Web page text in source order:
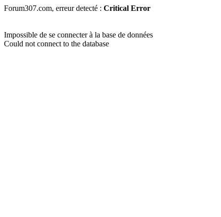
Forum307.com, erreur detecté : Critical Error
Impossible de se connecter à la base de données
Could not connect to the database